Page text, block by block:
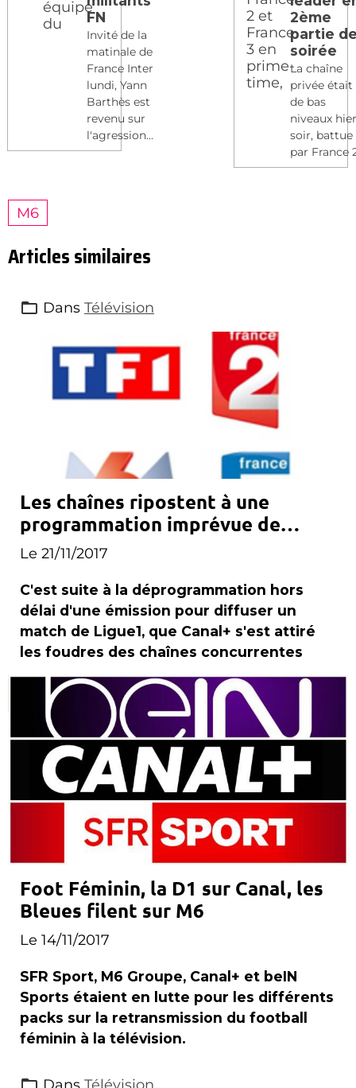
FN
Invité de la
matinale de
France Inter
lundi, Yann
Barthès est
revenu sur
l'agression...
2ème
partie
soirée
La chaîne
privée était
de bas
niveaux
soir, battue
par France
M6
Articles similaires
Dans Télévision
Les chaînes ripostent à une
programmation imprévue de
Canal+
Le 21/11/2017
C'est suite à la déprogrammation hors
délai d'une émission pour diffuser un
match de Ligue1, que Canal+ s'est attiré
les foudres des chaînes concurrentes
Foot Féminin, la D1 sur Canal, les
Bleues filent sur M6
Le 14/11/2017
SFR Sport, M6 Groupe, Canal+ et beIN
Sports étaient en lutte pour les différents
packs sur la retransmission du football
féminin à la télévision.